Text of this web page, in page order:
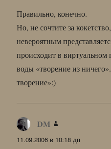
Правильно, конечно.
Но, не сочтите за
невероятным
происходит в
воды «творение из
творение»:)
DM
11.09.2006 в 10:18 дп